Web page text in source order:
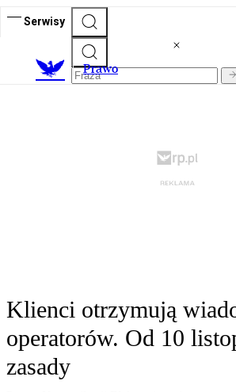
Serwisy
Prawo
Klienci otrzymują
operatorów. Od 10
zasady